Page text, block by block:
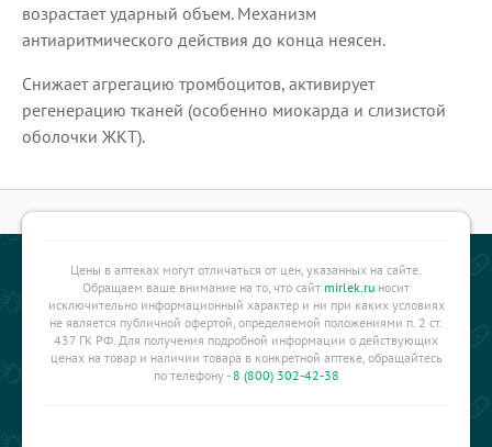
возрастает ударный объем. Механизм
антиаритмического действия до конца неясен.
Снижает агрегацию тромбоцитов, активирует
регенерацию тканей (особенно миокарда и слизистой
оболочки ЖКТ).
Цены в аптеках могут отличаться от цен, указанных на сайте.
Обращаем ваше внимание на то, что сайт mirlek.ru носит
исключительно информационный характер и ни при каких условиях
не является публичной офертой, определяемой положениями п. 2 ст.
437 ГК РФ. Для получения подробной информации о действующих
ценах на товар и наличии товара в конкретной аптеке, обращайтесь
по телефону -8 (800) 302-42-38